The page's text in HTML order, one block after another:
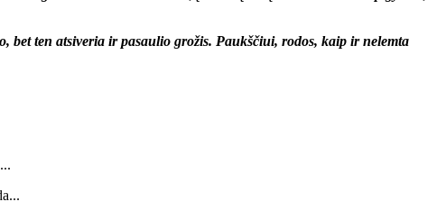
ten atsiveria ir pasaulio grožis. Paukščiui, rodos, kaip ir nelemta